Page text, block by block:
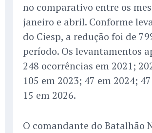
no comparativo entre os
janeiro e abril. Conforme
do Ciesp, a redução foi de
período. Os levantamentos
248 ocorrências em 2021;
105 em 2023; 47 em 2024;
15 em 2026.
O comandante do Batalhão